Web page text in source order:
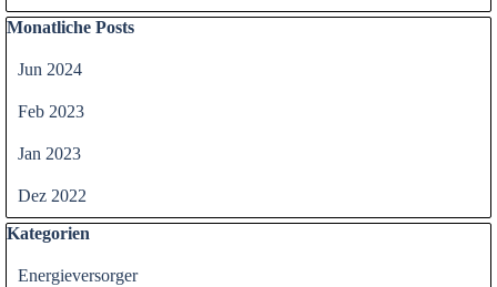
Block überspringen Monatliche Posts
Monatliche Posts
Jun 2024
Feb 2023
Jan 2023
Dez 2022
Block überspringen Kategorien
Kategorien
Energieversorger